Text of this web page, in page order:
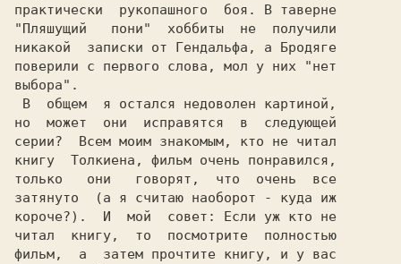
практически  рукопашного  боя. В таверне
"Пляшущий   пони"  хоббиты  не  получили
никакой  записки от Гендальфа, а Бродяге
поверили с первого слова, мол у них "нет
выбора".
но  может  они  исправятся  в  следующей
книгу  Толкиена, фильм очень понравился,
только   они   говорят,  что  очень  все
затянуто  (а я считаю наоборот - куда иж
короче?).  И  мой  совет: Если уж кто не
читал  книгу,  то  посмотрите  полностью
фильм,  а  затем прочтите книгу, и у вас